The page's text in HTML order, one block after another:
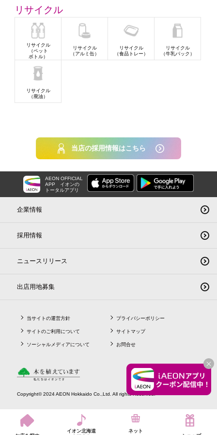
リサイクル
リサイクル
（ペット
ボトル）
リサイクル
（アルミ缶）
リサイクル
（食品トレー）
リサイクル
（牛乳パック）
リサイクル
（廃油）
当店の採用情報はこちら
AEON OFFICIAL
APP
イオンの
トータルアプリ
企業情報
採用情報
ニュースリリース
出店用地募集
当サイトの運営方針
サイトのご利用について
ソーシャルメディアについて
プライバシーポリシー
サイトマップ
お問合せ
Copyright© 2024 AEON Hokkaido Co.,Ltd. All rights Reserved.
イオン北海道
ネット